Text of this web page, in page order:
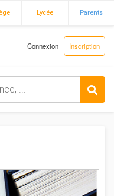
Lycée Parents
Connexion Inscription